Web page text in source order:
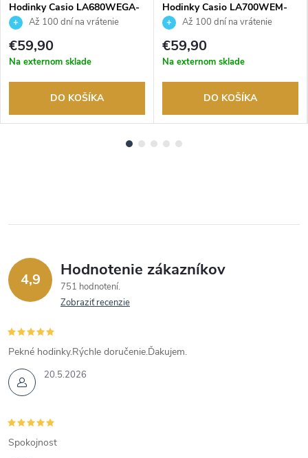
Hodinky Casio LA680WEGA-
9ER Až 100 dní na vrátenie
tovaru. Autorizovaný predajca.
€59,90
Na externom sklade
DO KOŠÍKA
Hodinky Casio LA700WEM-
3AEFAž 100 dní na vrátenie
tovaru. Autorizovaný predajca.
€59,90
Na externom sklade
DO KOŠÍKA
4,9 Hodnotenie zákazníkov
751 hodnotení
Zobraziť recenzie
20.5.2026
Pekné hodinky.Rýchle doručenie.Ďakujem.
Spokojnost